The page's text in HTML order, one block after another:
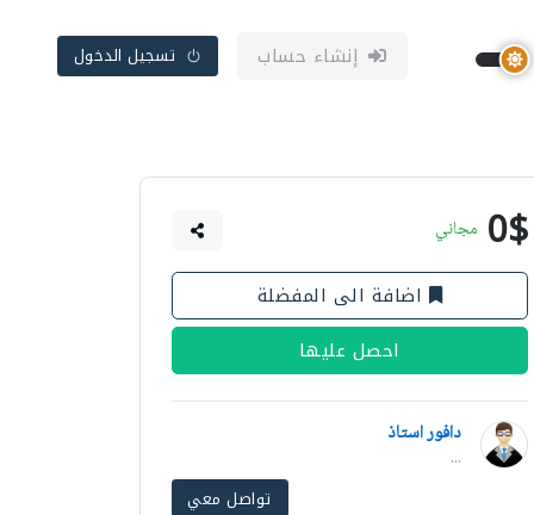
إنشاء حساب تسجيل الدخول
0$ مجاني
اضافة الى المفضلة
احصل عليها
دافور استاذ
...
تواصل معي